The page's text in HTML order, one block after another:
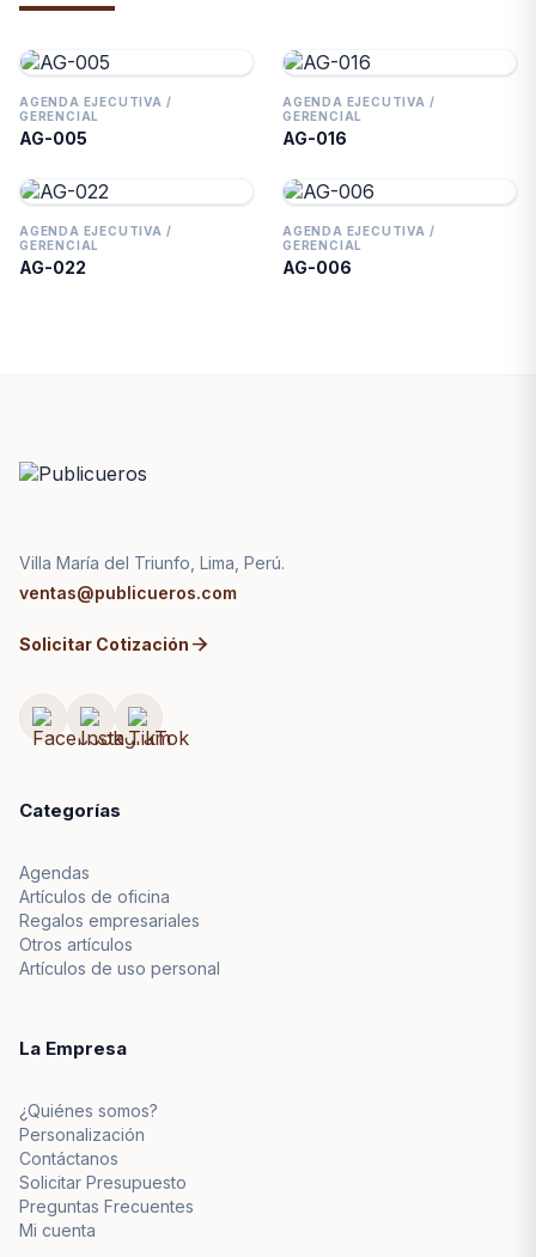
AGENDA EJECUTIVA /
GERENCIAL
AG-005
AGENDA EJECUTIVA /
GERENCIAL
AG-016
AGENDA EJECUTIVA /
GERENCIAL
AG-022
AGENDA EJECUTIVA /
GERENCIAL
AG-006
Villa María del Triunfo, Lima, Perú.
ventas@publicueros.com
Solicitar Cotización arrow_forward
Categorías
Agendas
Artículos de oficina
Regalos empresariales
Otros artículos
Artículos de uso personal
La Empresa
¿Quiénes somos?
Personalización
Contáctanos
Solicitar Presupuesto
Preguntas Frecuentes
Mi cuenta